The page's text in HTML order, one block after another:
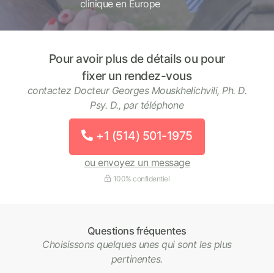
clinique en Europe
Pour avoir plus de détails ou pour
fixer un rendez-vous
contactez Docteur Georges Mouskhelichvili, Ph. D.
Psy. D., par téléphone
+1 (514) 501-1975
ou envoyez un message
100% confidentiel
Questions fréquentes
Choisissons quelques unes qui sont les plus
pertinentes.